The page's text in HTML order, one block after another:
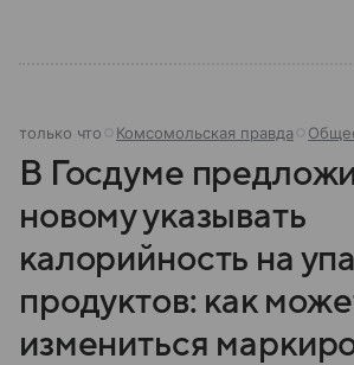
только что Комсомольская правда
В Госдуме
новому указывать
калорийность на
продуктов: как
измениться